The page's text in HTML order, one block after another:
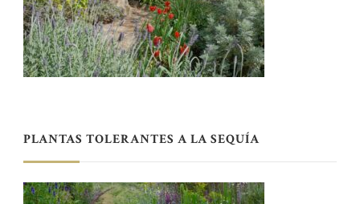
PLANTAS TOLERANTES A LA SEQUÍA